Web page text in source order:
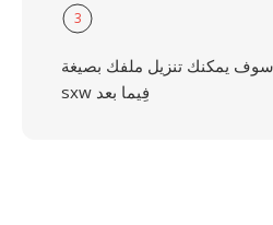
3
يمكنك تنزيل ملفك بصيغة
sxw فِيما بعد